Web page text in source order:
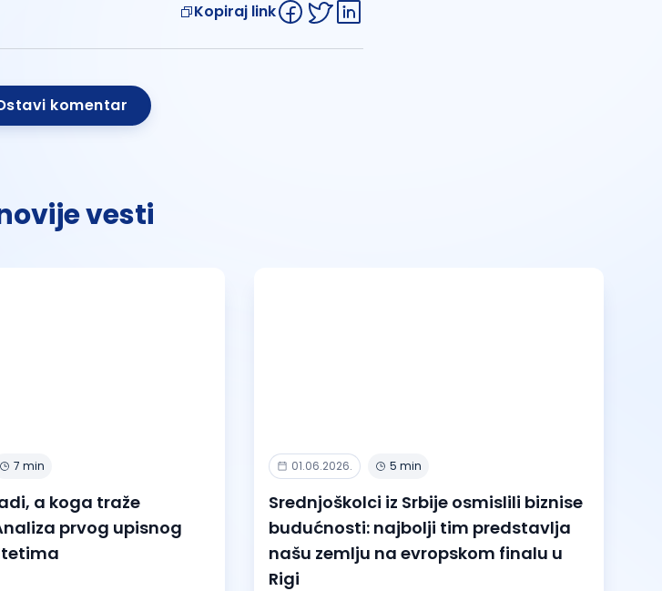
Kopiraj link
komentar
vesti
7 min
a koga traže
prvog upisnog
01.06.2026. 5 min
Srednjoškolci iz Srbije osmislili biznise
budućnosti: najbolji tim predstavlja
našu zemlju na evropskom finalu u
Rigi